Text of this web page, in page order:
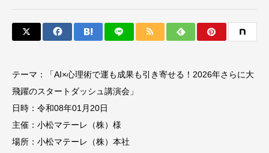
テーマ：「AI×心理術で運も成果も引き寄せる！2026年さらに大
飛躍のスタートダッシュ講演会」
日時：令和08年01月20日
主催：小松マテーレ（株）様
場所：小松マテーレ（株）本社